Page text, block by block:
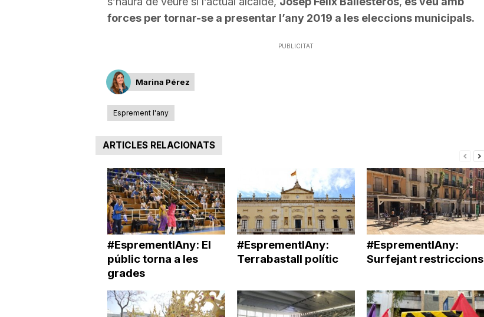
forces per tornar-se a presentar l’any 2019 a les eleccions municipals.
PUBLICITAT
Marina Pérez
Esprement l'any
ARTICLES RELACIONATS
#EsprementlAny: El
públic torna a les
grades
#EsprementlAny:
Terrabastall polític
#EsprementlAny:
Surfejant restriccions